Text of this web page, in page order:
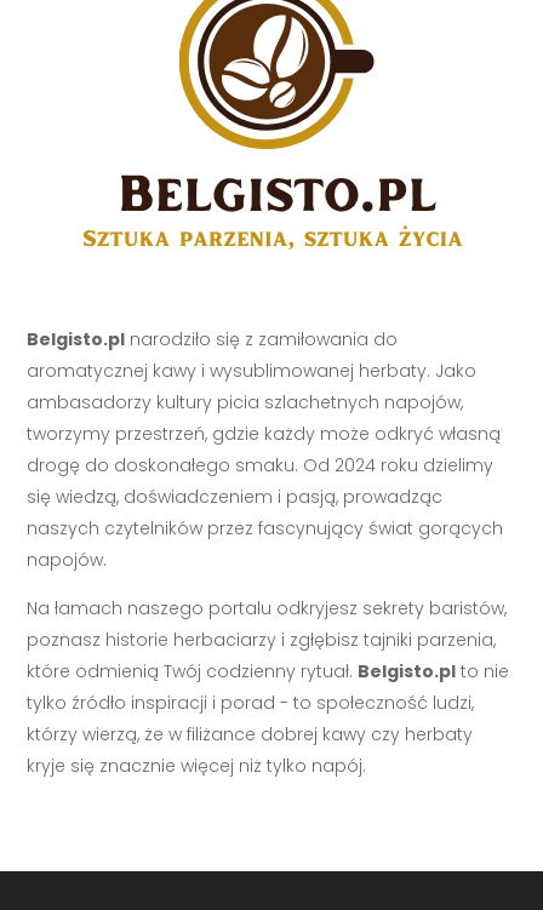
Belgisto.pl narodziło się z zamiłowania do
aromatycznej kawy i wysublimowanej herbaty. Jako
ambasadorzy kultury picia szlachetnych napojów,
tworzymy przestrzeń, gdzie każdy może odkryć własną
drogę do doskonałego smaku. Od 2024 roku dzielimy
się wiedzą, doświadczeniem i pasją, prowadząc
naszych czytelników przez fascynujący świat gorących
napojów.
Na łamach naszego portalu odkryjesz sekrety baristów,
poznasz historie herbaciarzy i zgłębisz tajniki parzenia,
które odmienią Twój codzienny rytuał. Belgisto.pl to nie
tylko źródło inspiracji i porad - to społeczność ludzi,
którzy wierzą, że w filiżance dobrej kawy czy herbaty
kryje się znacznie więcej niż tylko napój.